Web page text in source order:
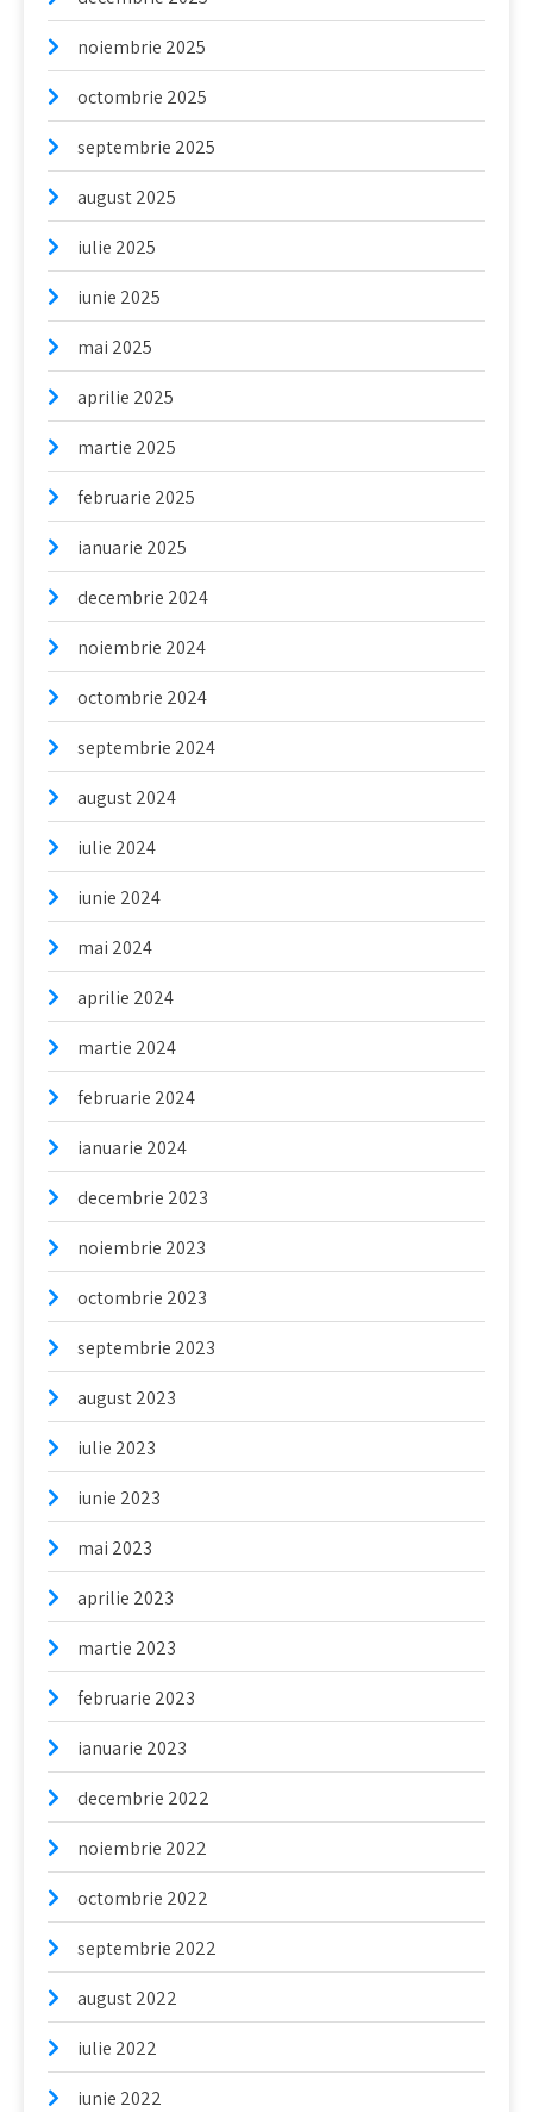
noiembrie 2025
octombrie 2025
septembrie 2025
august 2025
iulie 2025
iunie 2025
mai 2025
aprilie 2025
martie 2025
februarie 2025
ianuarie 2025
decembrie 2024
noiembrie 2024
octombrie 2024
septembrie 2024
august 2024
iulie 2024
iunie 2024
mai 2024
aprilie 2024
martie 2024
februarie 2024
ianuarie 2024
decembrie 2023
noiembrie 2023
octombrie 2023
septembrie 2023
august 2023
iulie 2023
iunie 2023
mai 2023
aprilie 2023
martie 2023
februarie 2023
ianuarie 2023
decembrie 2022
noiembrie 2022
octombrie 2022
septembrie 2022
august 2022
iulie 2022
iunie 2022